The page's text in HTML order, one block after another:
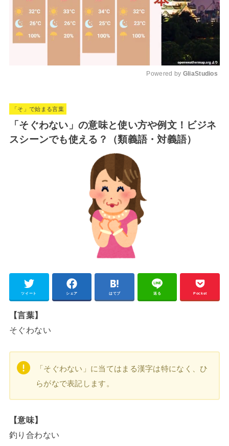
Powered by GliaStudios
「そ」で始まる言葉
「そぐわない」の意味と使い方や例文！ビジネ
スシーンでも使える？（類義語・対義語）
ツイート シェア はてブ 送る Pocket
【言葉】
そぐわない
「そぐわない」に当てはまる漢字は特になく、ひ
らがなで表記します。
【意味】
釣り合わない